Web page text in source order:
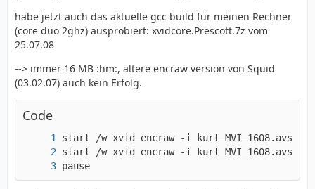
habe jetzt auch das aktuelle gcc build für meinen Rechner
(core duo 2ghz) ausprobiert: xvidcore.Prescott.7z vom
25.07.08
--> immer 16 MB :hm:, ältere encraw version von Squid
(03.02.07) auch kein Erfolg.
Code
pause